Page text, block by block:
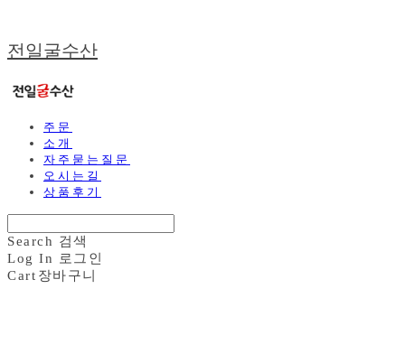
전일굴수산
주문
소개
자주묻는질문
오시는길
상품후기
Search 검색
Log In 로그인
Cart 장바구니